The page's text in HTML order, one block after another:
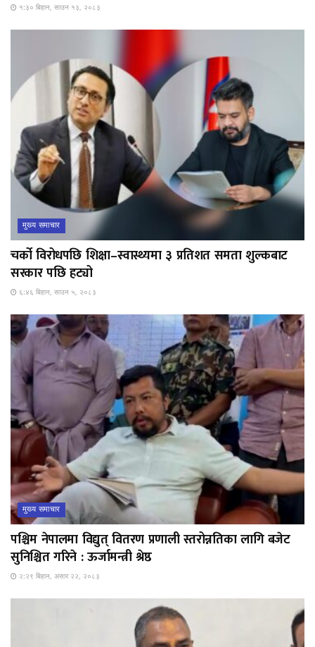
१:३० बिहान, साउन १३, २०८३
मुख्य समाचार
चर्को विरोधपछि शिक्षा–स्वास्थ्यमा ३ प्रतिशत समता शुल्कबाट
सरकार पछि हट्यो
६:४६ बिहान, साउन ५, २०८३
मुख्य समाचार
पश्चिम नेपालमा विद्युत् वितरण प्रणाली स्तरोन्नतिका लागि बजेट
सुनिश्चित गरिने : ऊर्जामन्त्री श्रेष्ठ
२:२९ बिहान, असार २२, २०८३